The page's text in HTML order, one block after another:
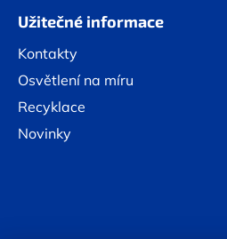
Užitečné informace
Kontakty
Osvětlení na míru
Recyklace
Novinky